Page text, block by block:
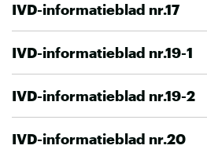
IVD-informatieblad nr.17
IVD-informatieblad nr.19-1
IVD-informatieblad nr.19-2
IVD-informatieblad nr.20